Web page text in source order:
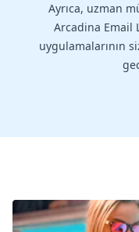
Ayrıca, uzman
Arcadina Email
uygulamalarının